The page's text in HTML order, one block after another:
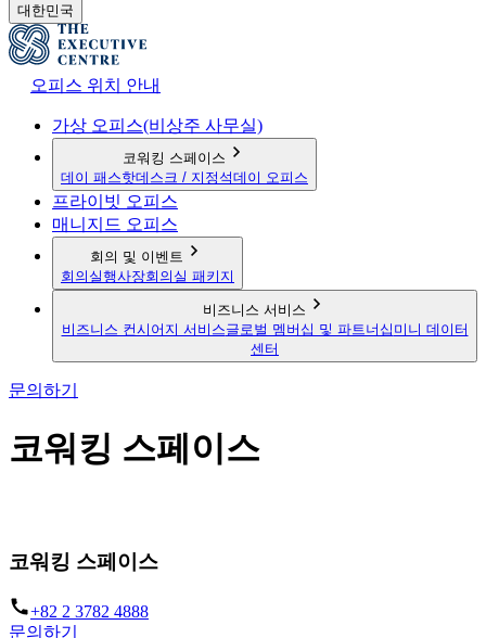
대한민국
오피스 위치 안내
가상 오피스(비상주 사무실)
코워킹 스페이스
데이 패스핫데스크 / 지정석데이 오피스
프라이빗 오피스
매니지드 오피스
회의 및 이벤트
회의실행사장회의실 패키지
비즈니스 서비스
비즈니스 컨시어지 서비스글로벌 멤버십 및 파트너십 미니 데이터
센터
문의하기
코워킹 스페이스
코워킹 스페이스
+82 2 3782 4888
문의하기